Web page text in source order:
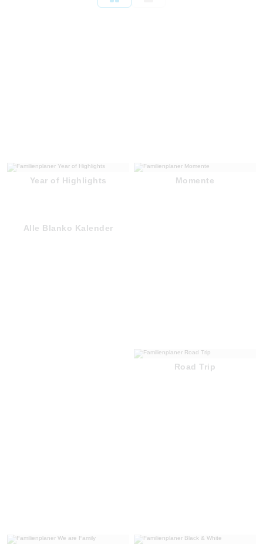
Year of Highlights Momente
Road Trip
Alle Blanko Kalender